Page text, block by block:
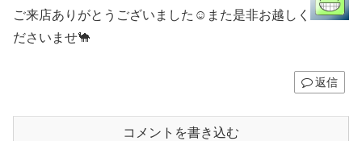
ご来店ありがとうございました☺️また是非お越しく
ださいませ🐪
返信
コメントを書き込む